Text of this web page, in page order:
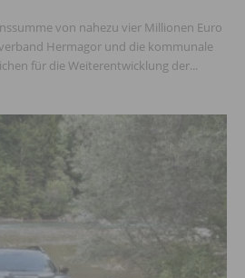
von nahezu vier Millionen Euro
Hermagor und die kommunale
für die Weiterentwicklung der...